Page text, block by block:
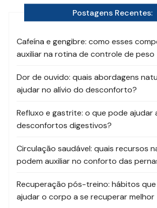
Postagens Recentes:
Cafeína e gengibre: como esses
auxiliar na rotina de controle de peso
Dor de ouvido: quais abordagens
ajudar no alívio do desconforto?
Refluxo e gastrite: o que pode ajudar
desconfortos digestivos?
Circulação saudável: quais recursos
podem auxiliar no conforto das
Recuperação pós-treino: hábitos
ajudar o corpo a se recuperar melhor